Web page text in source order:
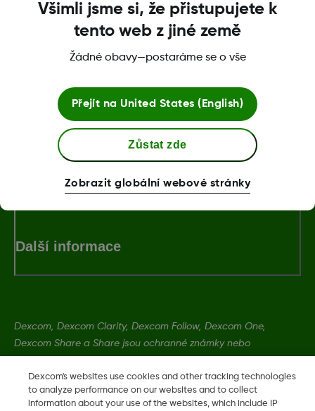
Was this article helpful?
LBL014208 Rev002
Podmínky a Zásady
Další informace
Dexcom, Dexcom Clarity, Dexcom Follow, Dexcom One,
Dexcom Share a Share jsou ochranné známky nebo
být registrovány v jiných zemích.
Dexcom's websites use cookies and other tracking technologies
to analyze performance on our websites and to collect
information about your use of the websites, which include IP
Všimli jsme si, že přistupujete k
tento web z jiné země
Žádné obavy—postaráme se o vše
Přejít na United States (English)
Zůstat zde
Zobrazit globální webové stránky